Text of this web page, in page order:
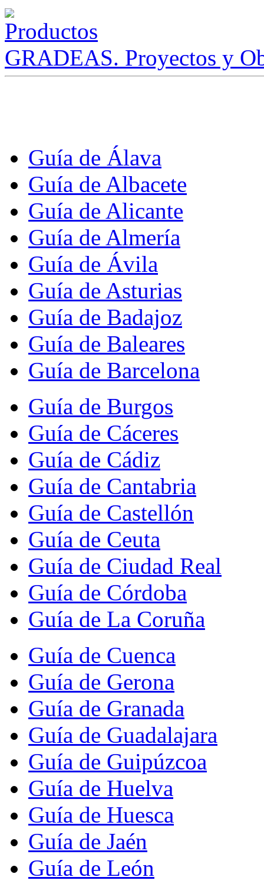
GRADEAS. Proyectos y
Guía de Álava
Guía de Albacete
Guía de Alicante
Guía de Almería
Guía de Ávila
Guía de Asturias
Guía de Badajoz
Guía de Baleares
Guía de Barcelona
Guía de Burgos
Guía de Cáceres
Guía de Cádiz
Guía de Cantabria
Guía de Castellón
Guía de Ceuta
Guía de Ciudad Real
Guía de Córdoba
Guía de La Coruña
Guía de Cuenca
Guía de Gerona
Guía de Granada
Guía de Guadalajara
Guía de Guipúzcoa
Guía de Huelva
Guía de Huesca
Guía de Jaén
Guía de León